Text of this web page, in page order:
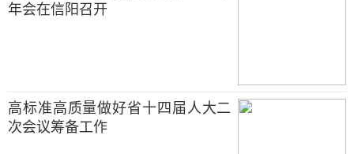
年会在信阳召开
高标准高质量做好省十四届人大二
次会议筹备工作